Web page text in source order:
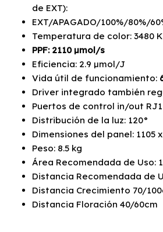
de EXT):
EXT/APAGADO/100%/80%/
Temperatura de color: 3480 K
PPF: 2110 µmol/s
Eficiencia: 2.9 µmol/J
Vida útil de funcionamiento:
Driver integrado también
Puertos de control in/out
Distribución de la luz: 120°
Dimensiones del panel: 1105
Peso: 8.5 kg
Área Recomendada de Uso:
Distancia Recomendada de
Distancia Crecimiento 70/
Distancia Floración 40/60cm